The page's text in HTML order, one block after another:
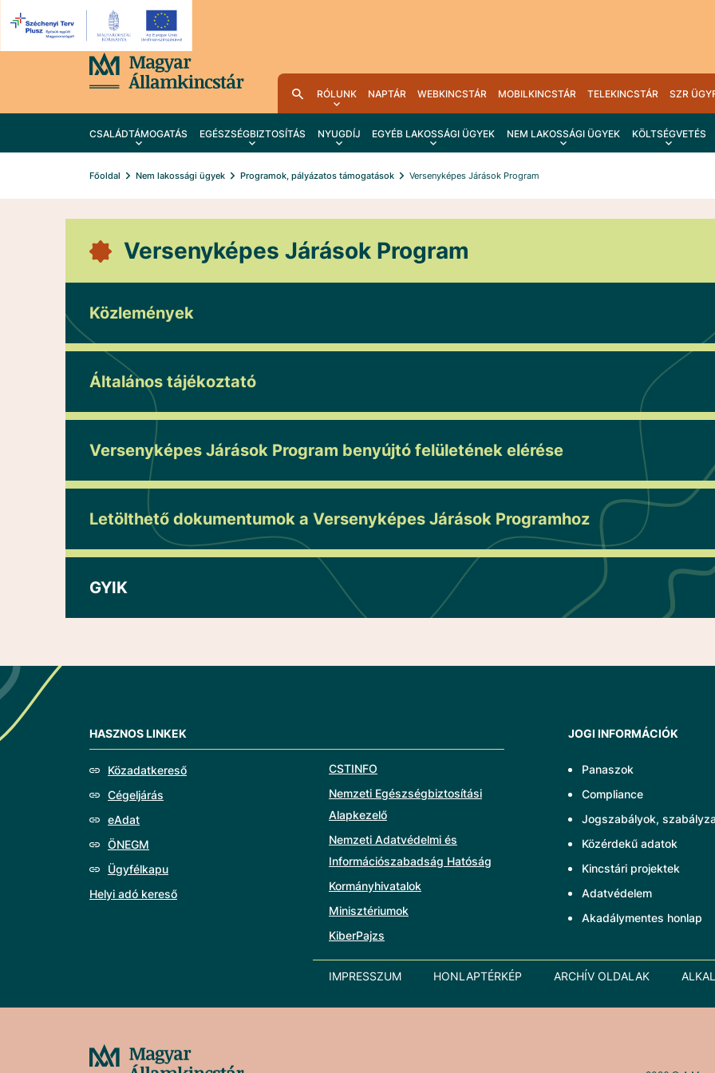
RÓLUNK NAPTÁR WEBKINCSTÁR MOBILKINCSTÁR TELEKINCSTÁR SZR
CSALÁDTÁMOGATÁS EGÉSZSÉGBIZTOSÍTÁS NYUGDÍJ EGYÉB LAKOSSÁGI ÜGYEK NEM LAKOSSÁGI ÜGYEK KÖLTSÉGVETÉS
Főoldal Nem lakossági ügyek Programok, pályázatos támogatások Versenyképes Járások Program
Versenyképes Járások Program
Közlemények
Általános tájékoztató
Versenyképes Járások Program benyújtó felületének elérése
Letölthető dokumentumok a Versenyképes Járások Programhoz
GYIK
HASZNOS LINKEK
Közadatkereső
Cégeljárás
eAdat
ÖNEGM
Ügyfélkapu
Helyi adó kereső
CSTINFO
Nemzeti Egészségbiztosítási
Alapkezelő
Nemzeti Adatvédelmi és
Információszabadság Hatóság
Kormányhivatalok
Minisztériumok
KiberPajzs
JOGI INFORMÁCIÓK
Panaszok
Compliance
Jogszabályok,
Közérdekű adatok
Kincstári projektek
Adatvédelem
Akadálymentes honlap
IMPRESSZUM HONLAPTÉRKÉP ARCHÍV OLDALAK